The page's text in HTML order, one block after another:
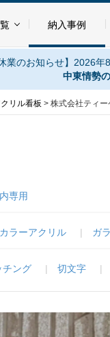
納入事例
休業のお知らせ】2026
中東情勢
リル看板 > 株式会社ティ
専用
カラーアクリル ガ
チング 切文字